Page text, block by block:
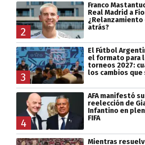
2
Franco
Real Madrid a
¿Relanzamiento
atrás?
3
El Fútbol
el formato para
torneos 2027:
los cambios que
4
AFA manifestó
reelección de
Infantino en
FIFA
Mientras